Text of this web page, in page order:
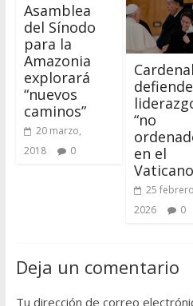
Asamblea
del Sínodo
para la
Amazonia
explorará
“nuevos
caminos”
20 marzo,
2018
0
Cardenal
defiende
“no
en el
Vaticano
25
2026
0
Deja un comentario
Tu dirección de correo